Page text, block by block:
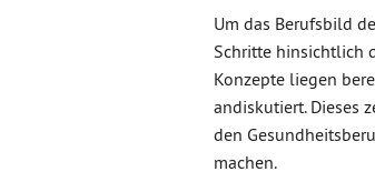
Um das Berufsbild
Schritte hinsichtlich
Konzepte liegen
andiskutiert. Dieses
den
machen.